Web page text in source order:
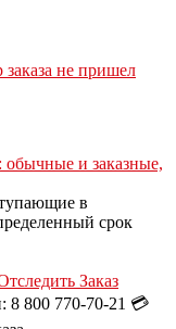
заказа не пришел
обычные и заказные,
в
срок
Заказ
8 800 770-70-21 💳